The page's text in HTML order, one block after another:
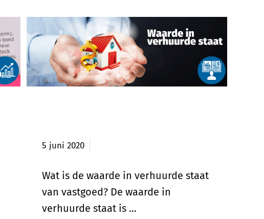
5 juni 2020
Wat is de waarde in verhuurde staat
van vastgoed? De waarde in
verhuurde staat is …